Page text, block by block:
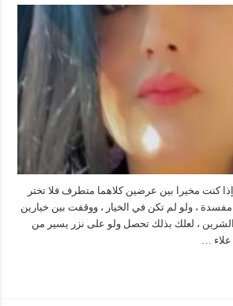
كنت مخيرا بين عرضين كلاهما متطرف فلا تختر
، ولو لم تكن في الخيار ، ووقفت بين خيارين
الشرين ، لعلك بذلك تحصل ولو على نزر يسير من
علاء …